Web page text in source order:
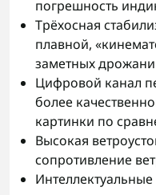
погрешность
Трёхосная
плавной,
заметных
Цифровой канал
более
картинки по
Высокая
сопротивление